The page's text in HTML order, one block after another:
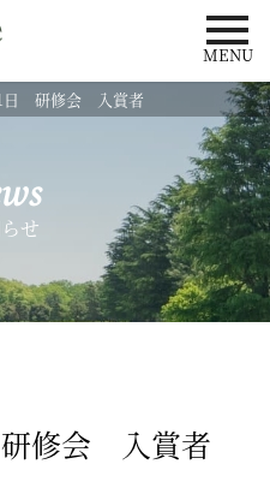
MENU
日 研修会 入賞者
せ
修会 入賞者